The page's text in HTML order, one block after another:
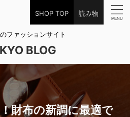
SHOP TOP 読み物
ファッションサイト
BLOG
財布の新調に最適で